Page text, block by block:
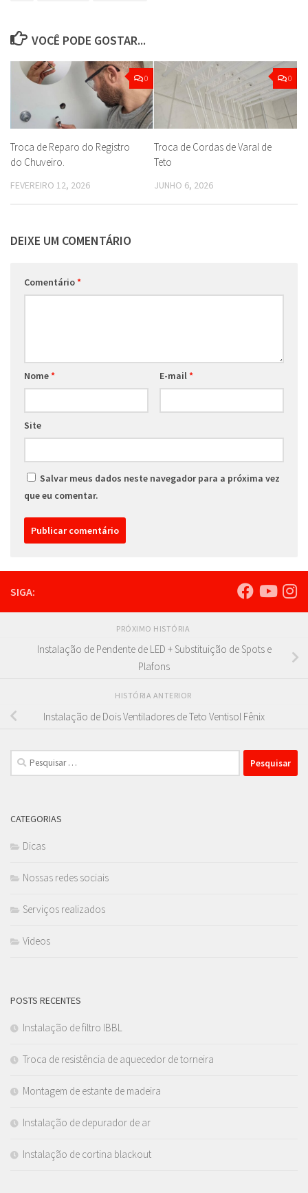
VOCÊ PODE GOSTAR...
0
Troca de Reparo do Registro
do Chuveiro.
FEVEREIRO 12, 2026
0
Troca de Cordas de Varal de
Teto
JUNHO 6, 2026
DEIXE UM COMENTÁRIO
Comentário*
Nome* E-mail *
Site
Salvar meus dados neste navegador para a próxima vez
que eu comentar.
SIGA:
PRÓXIMO HISTÓRIA
Instalação de Pendente de LED + Substituição de Spots e
Plafons
HISTÓRIA ANTERIOR
Instalação de Dois Ventiladores de Teto Ventisol Fênix
Pesquisar
por:
CATEGORIAS
Dicas
Nossas redes sociais
Serviços realizados
Videos
POSTS RECENTES
Instalação de filtro IBBL
Troca de resistência de aquecedor de torneira
Montagem de estante de madeira
Instalação de depurador de ar
Instalação de cortina blackout